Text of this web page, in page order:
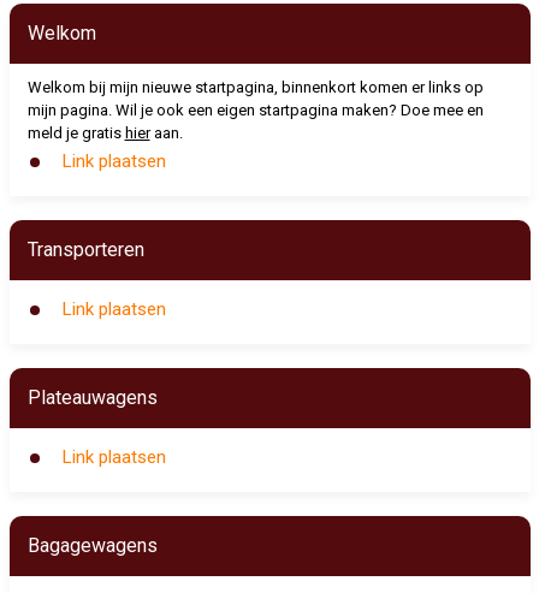
Welkom
Welkom bij mijn nieuwe startpagina, binnenkort komen er links op
mijn pagina. Wil je ook een eigen startpagina maken? Doe mee en
meld je gratis hieraan.
Link plaatsen
Transporteren
Link plaatsen
Plateauwagens
Link plaatsen
Bagagewagens